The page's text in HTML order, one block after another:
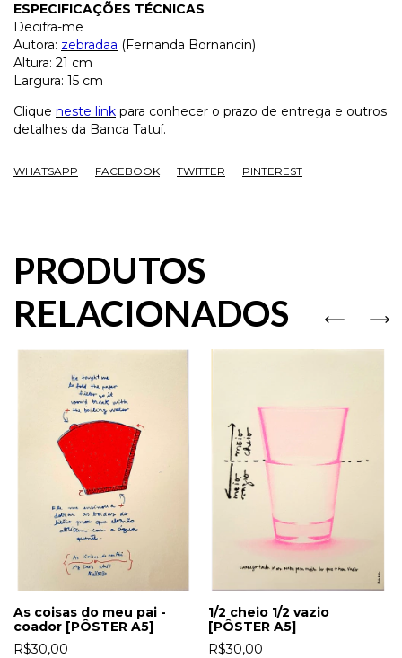
ESPECIFICAÇÕES TÉCNICAS
Decifra-me
Autora: zebradaa (Fernanda Bornancin)
Altura: 21 cm
Largura: 15 cm
Clique neste link para conhecer o prazo de entrega e outros
detalhes da Banca Tatuí.
WHATSAPP FACEBOOK TWITTER PINTEREST
PRODUTOS
RELACIONADOS
As coisas do meu pai -
coador [PÔSTER A5]
R$30,00
1/2 cheio 1/2 vazio
[PÔSTER A5]
R$30,00